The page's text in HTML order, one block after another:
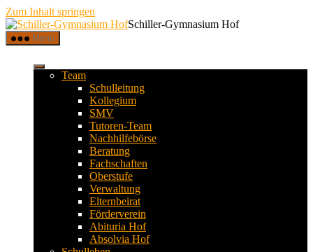
Zum Inhalt springen
Schiller-Gymnasium Hof
Menü
Team
Schulleitung
Kollegium
SMV
Tutoren-Team
Nachhilfebörse
Beratung
Fachschaften
Oberstufe
Verwaltung
Elternbeirat
Förderverein
Abituria Hof
Absolvia Hof